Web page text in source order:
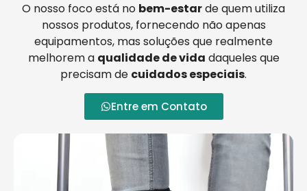
O nosso foco está no bem-estarde quem utiliza
nossos produtos, fornecendo não apenas
equipamentos, mas soluções que realmente
melhorem a qualidade de vida daqueles que
precisam de cuidados especiais.
Entre em Contato